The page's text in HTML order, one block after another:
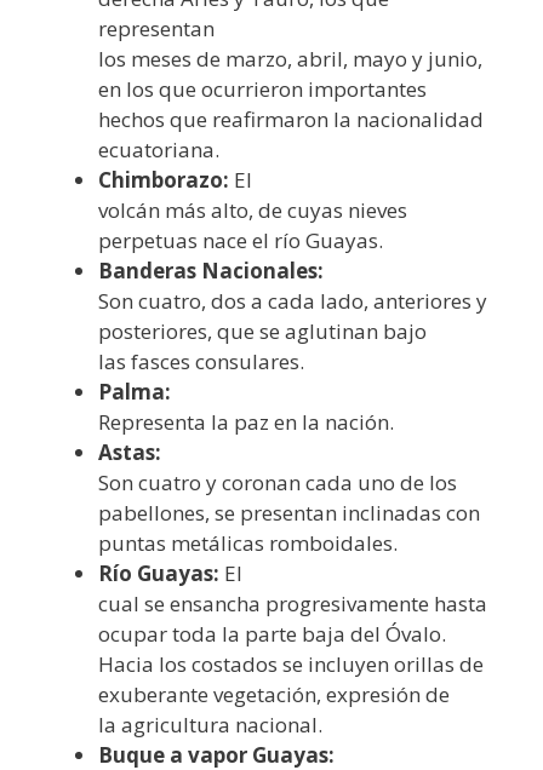
representan
los meses de marzo, abril, mayo y junio,
en los que ocurrieron importantes
hechos que reafirmaron la nacionalidad
ecuatoriana.
Chimborazo: El
volcán más alto, de cuyas nieves
perpetuas nace el río Guayas.
Banderas Nacionales:
Son cuatro, dos a cada lado, anteriores y
posteriores, que se aglutinan bajo
las fasces consulares.
Palma:
Representa la paz en la nación.
Astas:
Son cuatro y coronan cada uno de los
pabellones, se presentan inclinadas con
puntas metálicas romboidales.
Río Guayas: El
cual se ensancha progresivamente hasta
ocupar toda la parte baja del Óvalo.
Hacia los costados se incluyen orillas de
exuberante vegetación, expresión de
la agricultura nacional.
Buque a vapor Guayas: